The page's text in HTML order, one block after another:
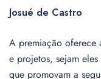
Josué de Castro
A premiação oferece
e projetos, sejam
que promovam a